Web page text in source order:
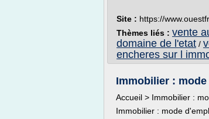
Site : https://
Thèmes liés : vente
domaine de l'etat /
encheres sur l
Immobilier : mode
Accueil > Immobilier :
Immobilier : mode